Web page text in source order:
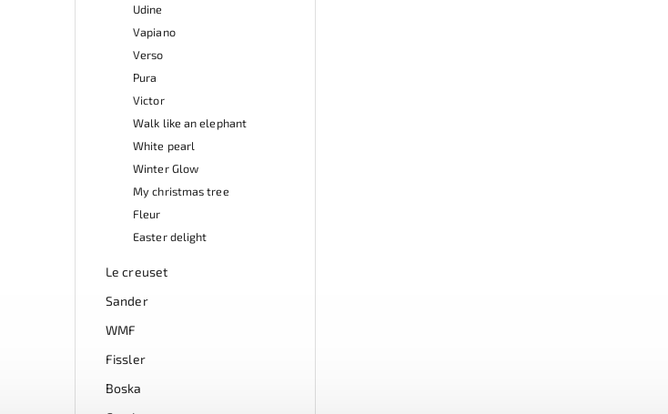
Udine
Vapiano
Verso
Pura
Victor
Walk like an elephant
White pearl
Winter Glow
My christmas tree
Fleur
Easter delight
Le creuset
Sander
WMF
Fissler
Boska